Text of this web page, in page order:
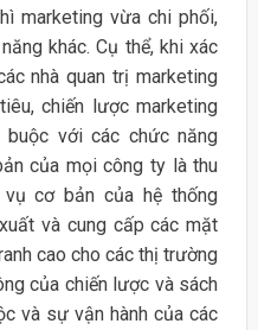
marketing vừa chi phối,
khác. Cụ thể, khi xác
nhà quan trị marketing
chiến lược marketing
với các chức năng
của mọi công ty là thu
vụ cơ bản của hệ thống
và cung cấp các mặt
cao cho các thị trường
của chiến lược và sách
và sự vận hành của các